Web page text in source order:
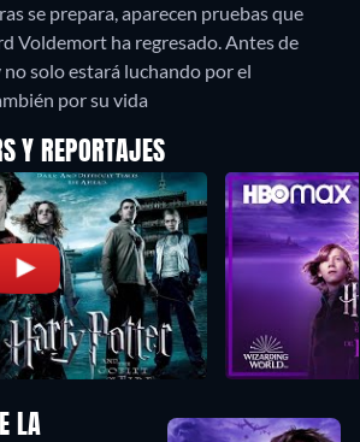
se prepara, aparecen pruebas que
Voldemort ha regresado. Antes de
solo estará luchando por el
por su vida
Y REPORTAJES
LA